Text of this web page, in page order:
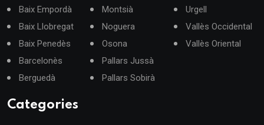
Baix Empordà
Baix Llobregat
Baix Penedès
Barcelonès
Berguedà
Montsià
Noguera
Osona
Pallars Jussà
Pallars Sobirà
Urgell
Vallès Occidental
Vallès Oriental
Categories